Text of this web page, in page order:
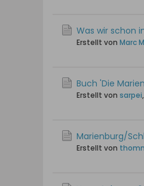
Was wir schon
Erstellt von Marc
Buch 'Die
Erstellt von sarpei,
Marienburg/
Erstellt von